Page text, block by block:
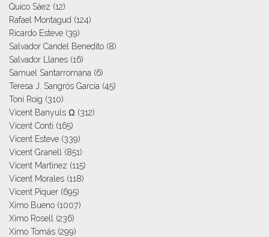
Quico Sáez (12)
Rafael Montagud (124)
Ricardo Esteve (39)
Salvador Candel Benedito (8)
Salvador Llanes (16)
Samuel Santarromana (6)
Teresa J. Sangrós García (45)
Toni Roig (310)
Vicent Banyuls Ω (312)
Vicent Conti (165)
Vicent Esteve (339)
Vicent Granell (851)
Vicent Martinez (115)
Vicent Morales (118)
Vicent Piquer (695)
Ximo Bueno (1007)
Ximo Rosell (236)
Ximo Tomás (299)